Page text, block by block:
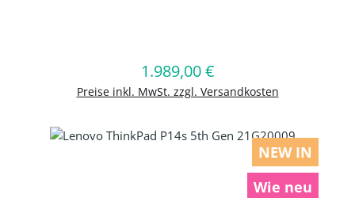
Regulärer Preis:
1.989,00 €
Preise inkl. MwSt. zzgl. Versandkosten
In den Warenkorb
NEW IN
Wie neu